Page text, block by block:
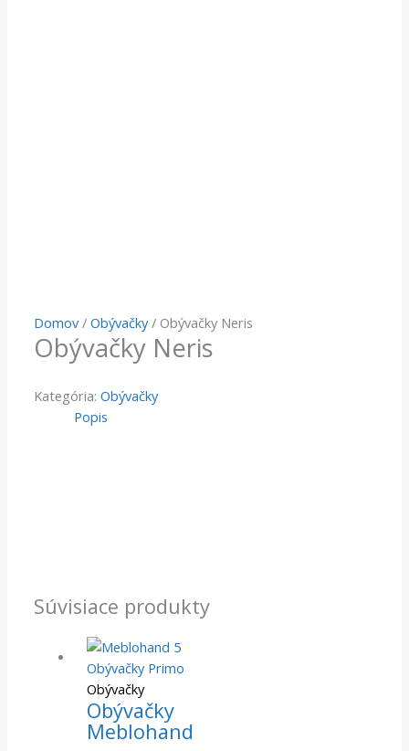
Domov/Obývačky/ Obývačky Neris
Obývačky Neris
Kategória:Obývačky
Popis
Súvisiace produkty
Obývačky
Obývačky
Meblohand